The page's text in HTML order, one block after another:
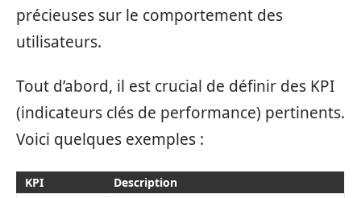
précieuses sur le comportement des
utilisateurs.
Tout d’abord, il est crucial de définir des KPI
(indicateurs clés de performance) pertinents.
Voici quelques exemples :
KPI Description